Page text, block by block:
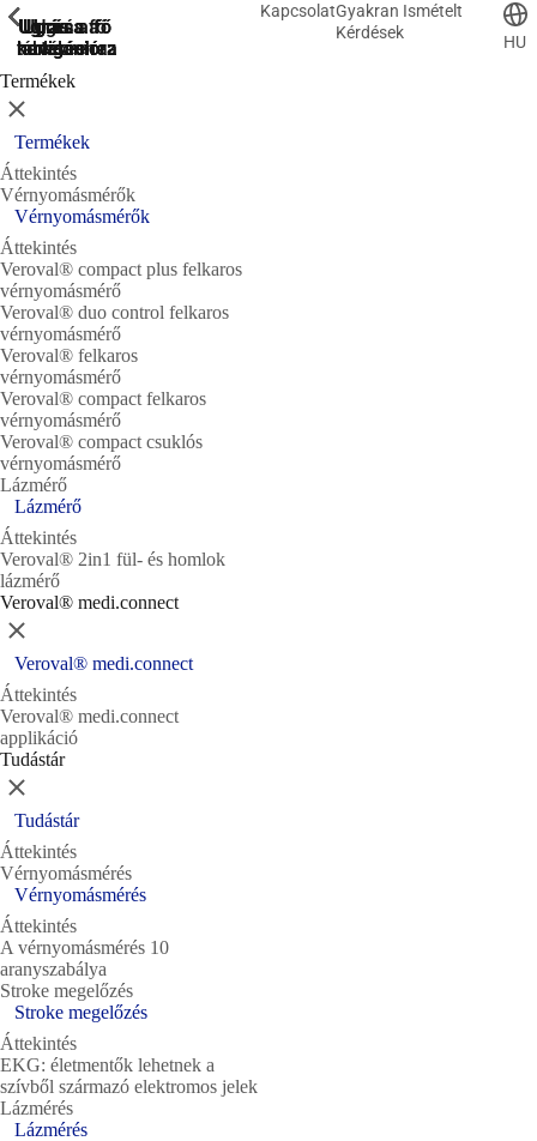
Ugrás a
kereséshez
Ugrás a fő
navigációra
Ugrás a fő
navigációra
Ugrás a fő
tartalomra
Ugrás a
láblécre
KapcsolatGyakran Ismételt
Kérdések
HU
Termékek
ShowPrevious
Bezárás
Termékek
Áttekintés
Vérnyomásmérők
ShowPrevious
Vérnyomásmérők
Áttekintés
Veroval® compact plus felkaros
vérnyomásmérő
Veroval® duo control felkaros
vérnyomásmérő
Veroval® felkaros
vérnyomásmérő
Veroval® compact felkaros
vérnyomásmérő
Veroval® compact csuklós
vérnyomásmérő
Lázmérő
ShowPrevious
Lázmérő
Áttekintés
Veroval® 2in1 fül- és homlok
lázmérő
Veroval® medi.connect
ShowPrevious
Bezárás
Veroval® medi.connect
Áttekintés
Veroval® medi.connect
applikáció
Tudástár
ShowPrevious
Bezárás
Tudástár
Áttekintés
Vérnyomásmérés
ShowPrevious
Vérnyomásmérés
Áttekintés
A vérnyomásmérés 10
aranyszabálya
Stroke megelőzés
ShowPrevious
Stroke megelőzés
Áttekintés
EKG: életmentők lehetnek a
szívből származó elektromos jelek
Lázmérés
ShowPrevious
Lázmérés